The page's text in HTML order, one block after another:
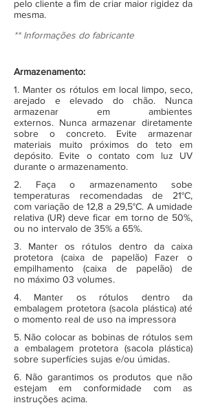
pelo cliente a fim de criar maior rigidez da
mesma.
** Informações do fabricante
Armazenamento:
1. Manter os rótulos em local limpo, seco,
arejado e elevado do chão. Nunca
armazenar em ambientes
externos. Nunca armazenar diretamente
sobre o concreto. Evite armazenar
materiais muito próximos do teto em
depósito. Evite o contato com luz UV
durante o armazenamento.
2. Faça o armazenamento sobe
temperaturas recomendadas de 21°C,
com variação de 12,8 a 29,5°C. A umidade
relativa (UR) deve ficar em torno de 50%,
ou no intervalo de 35% a 65%.
3. Manter os rótulos dentro da caixa
protetora (caixa de papelão) Fazer o
empilhamento (caixa de papelão) de
no máximo 03 volumes.
4. Manter os rótulos dentro da
embalagem protetora (sacola plástica) até
o momento real de uso na impressora
5. Não colocar as bobinas de rótulos sem
a embalagem protetora (sacola plástica)
sobre superfícies sujas e/ou úmidas.
6. Não garantimos os produtos que não
estejam em conformidade com as
instruções acima.